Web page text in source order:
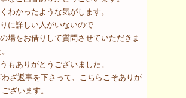
わかったような気がします。
に詳しい人がいないので
場をお借りして質問させていただきま
もありがとうございました。
わざ返事を下さって、こちらこそありが
ございます。